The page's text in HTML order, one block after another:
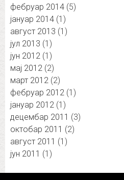
фебруар 2014 (5)
јануар 2014 (1)
август 2013 (1)
јул 2013 (1)
јун 2012 (1)
мај 2012 (2)
март 2012 (2)
фебруар 2012 (1)
јануар 2012 (1)
децембар 2011 (3)
октобар 2011 (2)
август 2011 (1)
јун 2011 (1)